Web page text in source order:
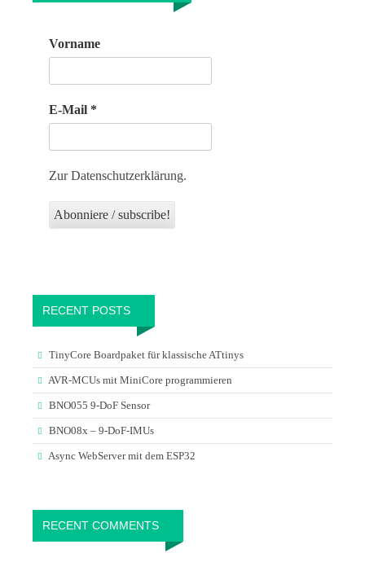
Vorname
E-Mail *
Zur Datenschutzerklärung.
RECENT POSTS
TinyCore Boardpaket für klassische ATtinys
AVR-MCUs mit MiniCore programmieren
BNO055 9-DoF Sensor
BNO08x – 9-DoF-IMUs
Async WebServer mit dem ESP32
RECENT COMMENTS